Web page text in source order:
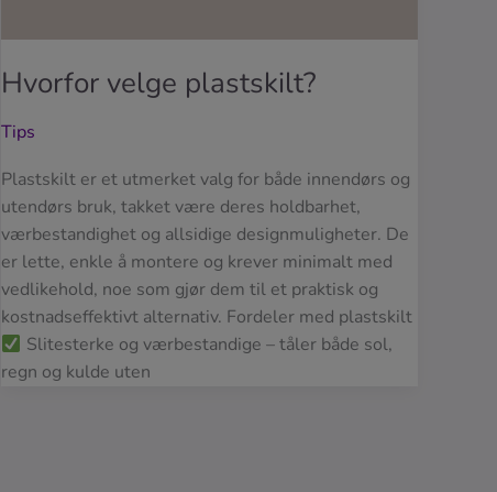
Hvorfor velge plastskilt?
Tips
Plastskilt er et utmerket valg for både innendørs og
utendørs bruk, takket være deres holdbarhet,
værbestandighet og allsidige designmuligheter. De
er lette, enkle å montere og krever minimalt med
vedlikehold, noe som gjør dem til et praktisk og
kostnadseffektivt alternativ. Fordeler med plastskilt
Slitesterke og værbestandige – tåler både sol,
regn og kulde uten